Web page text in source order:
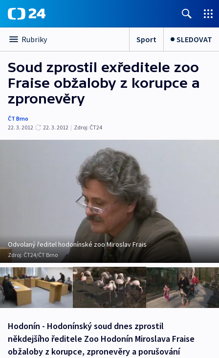
Rubriky Sport SLEDOVAT
Soud zprostil exředitele zoo
Fraise obžaloby z korupce a
zpronevěry
ČT Brno
22. 3. 2012
22. 3. 2012 | Zdroj: ČT24
Odvolaný ředitel hodonínské zoo Miroslav Frais
Zdroj: ČT24/ČT Brno
Hodonín - Hodonínský soud dnes zprostil
někdejšího ředitele Zoo Hodonín Miroslava Fraise
obžaloby z korupce, zpronevěry a porušování